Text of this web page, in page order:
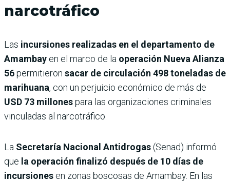
narcotráfico
Las incursiones realizadas en el departamento de
Amambay en el marco de la operación Nueva Alianza
56permitieron sacar de circulación 498 toneladas de
marihuana, con un perjuicio económico de más de
USD 73 millonespara las organizaciones criminales
vinculadas al narcotráfico.
La Secretaría Nacional Antidrogas(Senad) informó
que la operación finalizó después de 10 días de
incursiones en zonas boscosas de Amambay. En las